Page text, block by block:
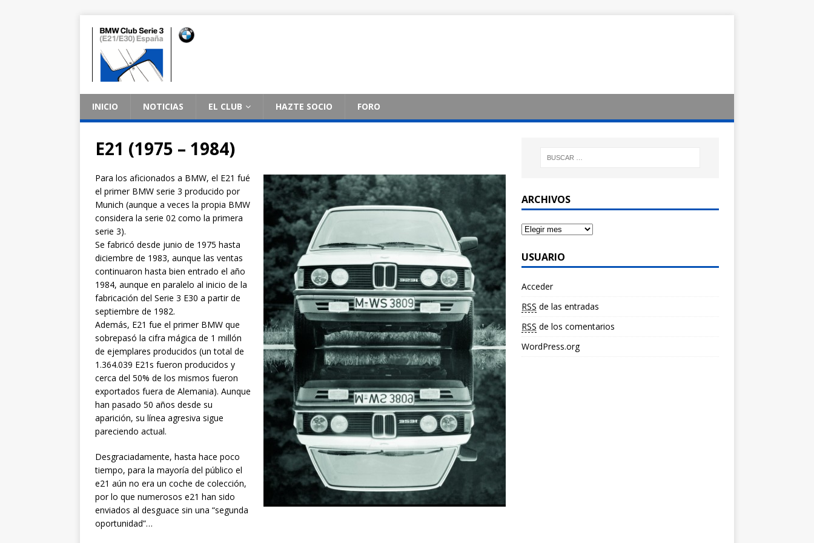
INICIO NOTICIAS EL CLUB HAZTE SOCIO FORO
E21 (1975 – 1984)
Para los aficionados a BMW, el E21 fué
el primer BMW serie 3 producido por
Munich (aunque a veces la propia BMW
considera la serie 02 como la primera
serie 3).
Se fabricó desde junio de 1975 hasta
diciembre de 1983, aunque las ventas
continuaron hasta bien entrado el año
1984, aunque en paralelo al inicio de la
fabricación del Serie 3 E30 a partir de
septiembre de 1982.
Además, E21 fue el primer BMW que
sobrepasó la cifra mágica de 1 millón
de ejemplares producidos (un total de
1.364.039 E21s fueron producidos y
cerca del 50% de los mismos fueron
exportados fuera de Alemania). Aunque
han pasado 50 años desde su
aparición, su línea agresiva sigue
pareciendo actual.
Desgraciadamente, hasta hace poco
tiempo, para la mayoría del público el
e21 aún no era un coche de colección,
por lo que numerosos e21 han sido
enviados al desguace sin una “segunda
oportunidad”…
ARCHIVOS
USUARIO
Acceder
RSS de las entradas
RSS de los comentarios
WordPress.org